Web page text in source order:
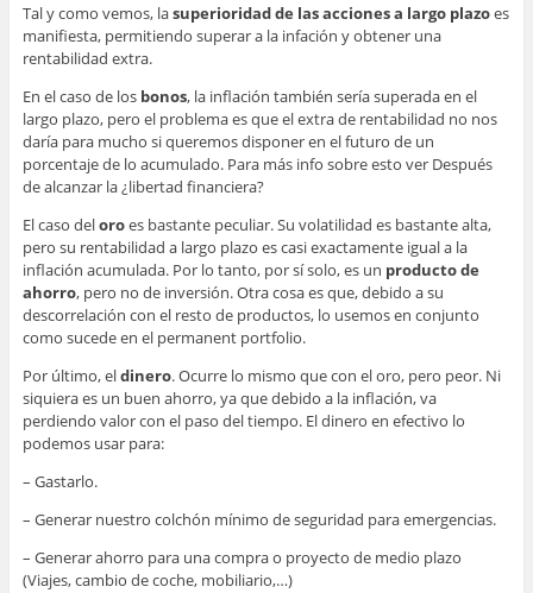
Tal y como vemos, lasuperioridad de las acciones a largo plazoes
manifiesta, permitiendo superar a la infación y obtener una
rentabilidad extra.
En el caso de los bonos, la inflación también sería superada en el
largo plazo, pero el problema es que el extra de rentabilidad no nos
daría para mucho si queremos disponer en el futuro de un
porcentaje de lo acumulado. Para más info sobre esto ver Después
de alcanzar la ¿libertad financiera?
El caso deloroes bastante peculiar. Su volatilidad es bastante alta,
pero su rentabilidad a largo plazo es casi exactamente igual a la
inflación acumulada. Por lo tanto, por sí solo, es un producto de
ahorro, pero no de inversión. Otra cosa es que, debido a su
descorrelación con el resto de productos, lo usemos en conjunto
como sucede en el permanent portfolio.
Por último, eldinero. Ocurre lo mismo que con el oro, pero peor. Ni
siquiera es un buen ahorro, ya que debido a la inflación, va
perdiendo valor con el paso del tiempo. El dinero en efectivo lo
podemos usar para:
– Gastarlo.
– Generar nuestro colchón mínimo de seguridad para emergencias.
– Generar ahorro para una compra o proyecto de medio plazo
(Viajes, cambio de coche, mobiliario,…)